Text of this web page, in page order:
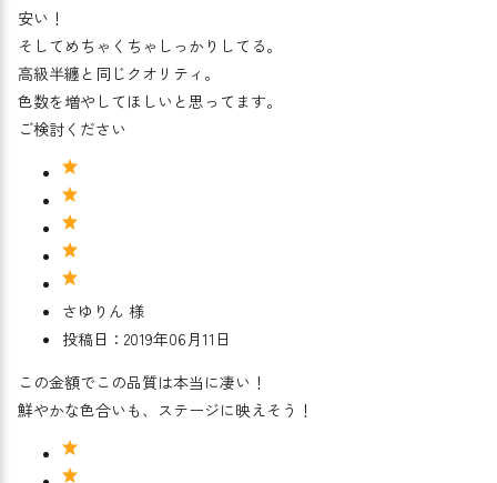
安い！
そしてめちゃくちゃしっかりしてる。
高級半纏と同じクオリティ。
色数を増やしてほしいと思ってます。
ご検討ください
さゆりん 様
投稿日：2019年06月11日
この金額でこの品質は本当に凄い！
鮮やかな色合いも、ステージに映えそう！